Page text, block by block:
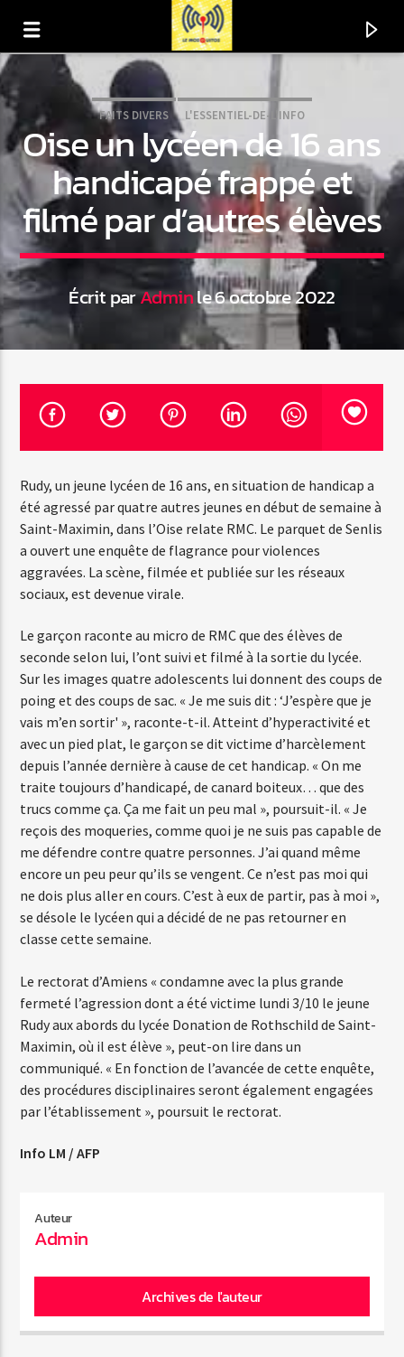
En ce moment
Artiste
Emission en cours
Web-Radio-Années 100% 80s
07:00 22:00
Web-Radio-Le-Mosquitos
Web-Radio-Sicily
Web-Radio-Années 70
Web-Radio-Années 80
Web-Radio-Italia
FAITS DIVERS L'ESSENTIEL-DE-L'INFO
Oise un lycéen de 16 ans
handicapé frappé et
filmé par d’autres élèves
Écrit parAdminle 6 octobre 2022
Rudy, un jeune lycéen de 16 ans, en situation de handicap a
été agressé par quatre autres jeunes en début de semaine à
Saint-Maximin, dans l’Oise relate RMC. Le parquet de Senlis
a ouvert une enquête de flagrance pour violences
aggravées. La scène, filmée et publiée sur les réseaux
sociaux, est devenue virale.
Le garçon raconte au micro de RMC que des élèves de
seconde selon lui, l’ont suivi et filmé à la sortie du lycée.
Sur les images quatre adolescents lui donnent des coups de
poing et des coups de sac. « Je me suis dit : ‘J’espère que je
vais m’en sortir' », raconte-t-il. Atteint d’hyperactivité et
avec un pied plat, le garçon se dit victime d’harcèlement
depuis l’année dernière à cause de cet handicap. « On me
traite toujours d’handicapé, de canard boiteux… que des
trucs comme ça. Ça me fait un peu mal », poursuit-il. « Je
reçois des moqueries, comme quoi je ne suis pas capable de
me défendre contre quatre personnes. J’ai quand même
encore un peu peur qu’ils se vengent. Ce n’est pas moi qui
ne dois plus aller en cours. C’est à eux de partir, pas à moi »,
se désole le lycéen qui a décidé de ne pas retourner en
classe cette semaine.
Le rectorat d’Amiens « condamne avec la plus grande
fermeté l’agression dont a été victime lundi 3/10 le jeune
Rudy aux abords du lycée Donation de Rothschild de Saint-
Maximin, où il est élève », peut-on lire dans un
communiqué. « En fonction de l’avancée de cette enquête,
des procédures disciplinaires seront également engagées
par l’établissement », poursuit le rectorat.
Info LM / AFP
Auteur
Admin
Archives de l'auteur